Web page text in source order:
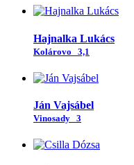
Hajnalka Lukács
Kolárovo 3,1
Ján Vajsábel
Vinosady 3